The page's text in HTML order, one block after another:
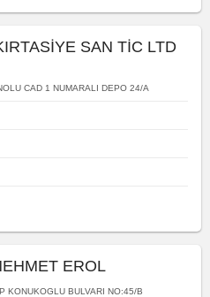
SAN TİC LTD
CAD 1 NUMARALI DEPO 24/A
EROL
KONUKOGLU BULVARI NO:45/B